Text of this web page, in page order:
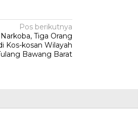
Pos berikutnya
Tiga Orang
Kos-kosan Wilayah
Bawang Barat